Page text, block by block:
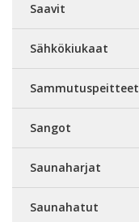
Saavit
Sähkökiukaat
Sammutuspeitteet
Sangot
Saunaharjat
Saunahatut